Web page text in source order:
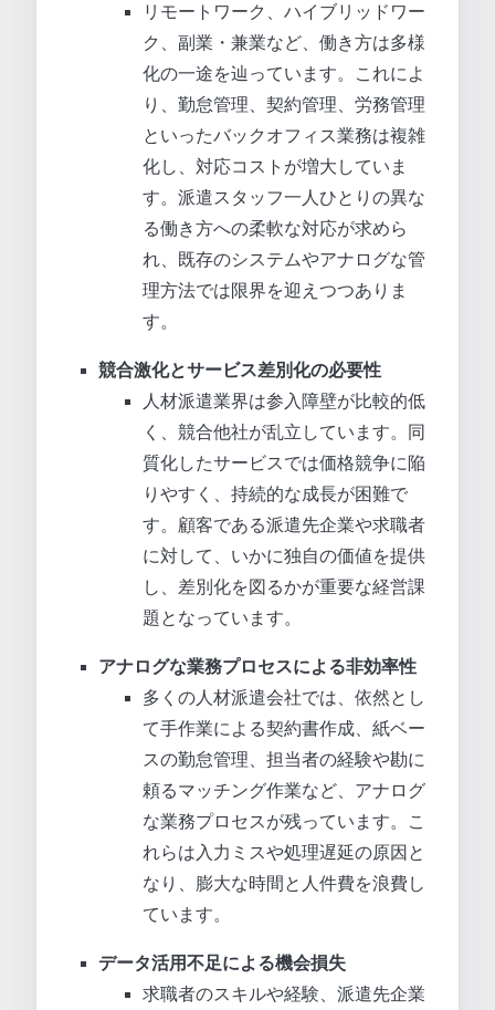
リモートワーク、ハイブリッドワー
ク、副業・兼業など、働き方は多様
化の一途を辿っています。これによ
り、勤怠管理、契約管理、労務管理
といったバックオフィス業務は複雑
化し、対応コストが増大していま
す。派遣スタッフ一人ひとりの異な
る働き方への柔軟な対応が求めら
れ、既存のシステムやアナログな管
理方法では限界を迎えつつありま
す。
競合激化とサービス差別化の必要性
人材派遣業界は参入障壁が比較的低
く、競合他社が乱立しています。同
質化したサービスでは価格競争に陥
りやすく、持続的な成長が困難で
す。顧客である派遣先企業や求職者
に対して、いかに独自の価値を提供
し、差別化を図るかが重要な経営課
題となっています。
アナログな業務プロセスによる非効率性
多くの人材派遣会社では、依然とし
て手作業による契約書作成、紙ベー
スの勤怠管理、担当者の経験や勘に
頼るマッチング作業など、アナログ
な業務プロセスが残っています。こ
れらは入力ミスや処理遅延の原因と
なり、膨大な時間と人件費を浪費し
ています。
データ活用不足による機会損失
求職者のスキルや経験、派遣先企業